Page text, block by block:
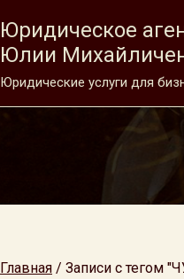
Юридическое
Юлии
Юридические услуги для
Главная / Записи с тегом